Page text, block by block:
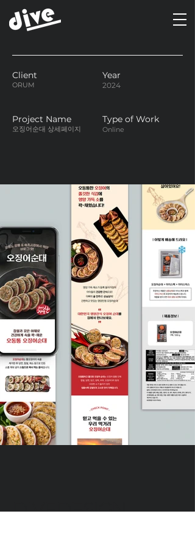
Client
ORUM
Year
2024
Project Name
오징어순대 상세페이지
Type of Work
Online
DIVEDESIGN